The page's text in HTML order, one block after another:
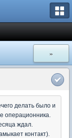
»
делать было и
операционника.
ждал.
контакт).